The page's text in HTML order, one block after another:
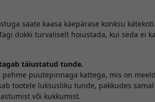
saate kaasa käepärase konksu
dokki turvaliselt hoiustada, kui seda ei
täiustatud tunde.
pehme puutepinnaga kattega, mis on
tootele luksusliku tunde, pakkudes
või kukkumist.